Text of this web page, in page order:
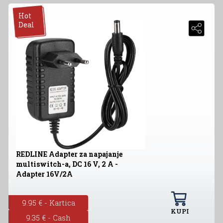
Hot
Deal
REDLINE Adapter za napajanje
multiswitch-a, DC 16 V, 2 A -
Adapter 16V/2A
9.95 € - Kartica
9.35 € - Cash
KUPI